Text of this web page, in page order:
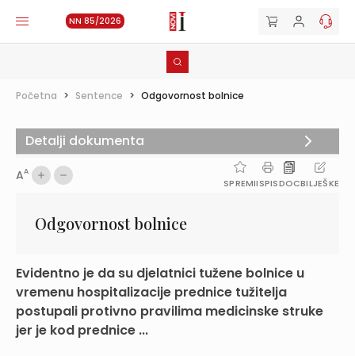
NN 85/2026
Početna > Sentence > Odgovornost bolnice
AA
SPREMIISPISDOCBILJEŠKE
Odgovornost bolnice
Evidentno je da su djelatnici tužene bolnice u
vremenu hospitalizacije prednice tužitelja
postupali protivno pravilima medicinske struke
jer je kod prednice ...
Detalji dokumenta